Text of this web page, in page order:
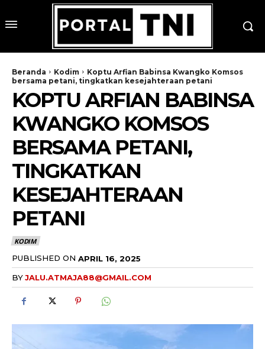
Beranda Kodim
Koptu Arfian Babinsa Kwangko Komsos
bersama petani, tingkatkan kesejahteraan petani
KOPTU ARFIAN BABINSA
KWANGKO KOMSOS
BERSAMA PETANI,
TINGKATKAN
KESEJAHTERAAN
PETANI
KODIM
PUBLISHED ON APRIL 16, 2025
BYJALU.ATMAJA88@GMAIL.COM